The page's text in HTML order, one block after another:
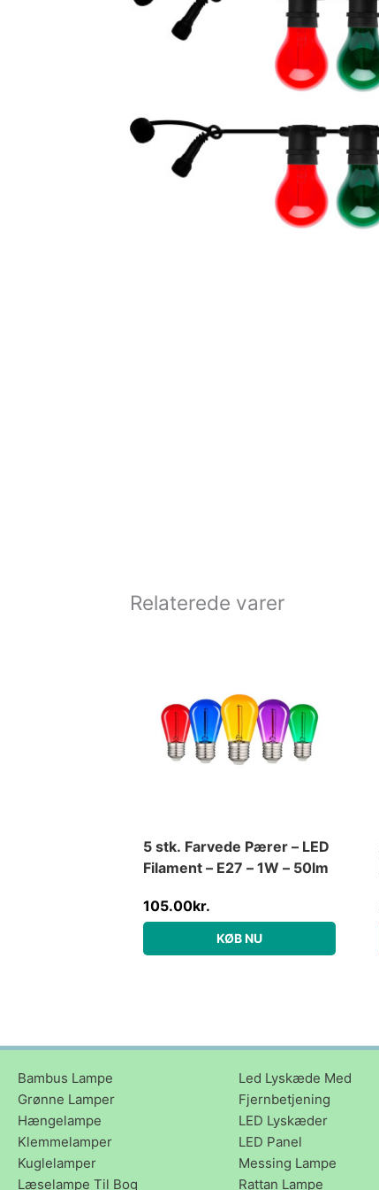
Relaterede varer
5 stk. Farvede Pærer – LED
Filament – E27 – 1W – 50lm
105.00kr.
KØB NU
Bambus Lampe
Grønne Lamper
Hængelampe
Klemmelamper
Kuglelamper
Læselampe Til Bog
Led Lyskæde Med
Fjernbetjening
LED Lyskæder
LED Panel
Messing Lampe
Rattan Lampe